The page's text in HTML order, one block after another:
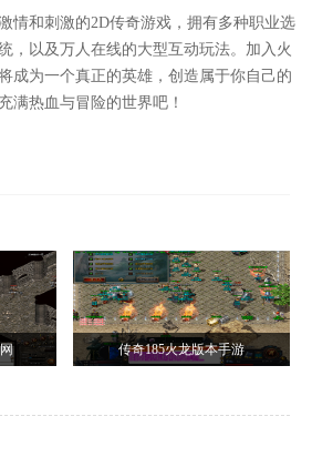
情和刺激的2D传奇游戏，拥有多种职业选
，以及万人在线的大型互动玩法。加入火
成为一个真正的英雄，创造属于你自己的
满热血与冒险的世界吧！
传奇185火龙版本手游